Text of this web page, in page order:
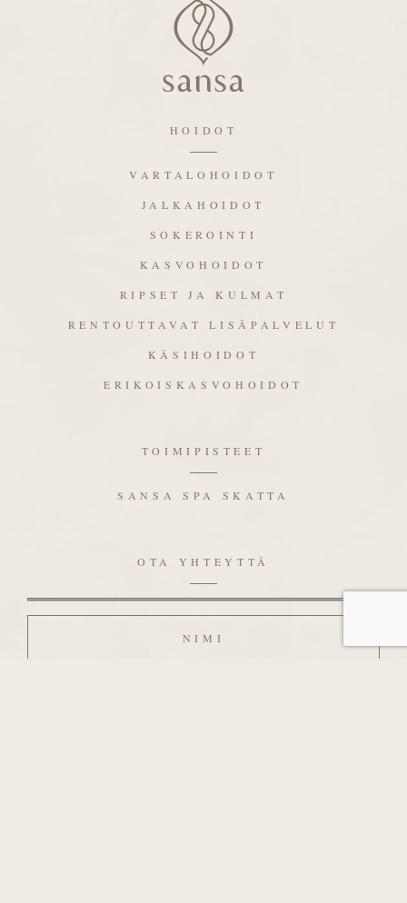
HOIDOT
VARTALOHOIDOT
JALKAHOIDOT
SOKEROINTI
KASVOHOIDOT
RIPSET JA KULMAT
RENTOUTTAVAT LISÄPALVELUT
KÄSIHOIDOT
ERIKOISKASVOHOIDOT
TOIMIPISTEET
SANSA SPA SKATTA
OTA YHTEYTTÄ
Nimi